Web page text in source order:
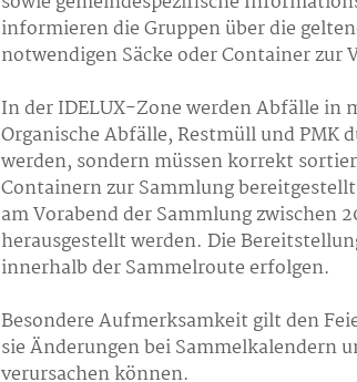
informieren die Gruppen über die
notwendigen Säcke oder Container zur
In der IDELUX-Zone werden Abfälle in
Organische Abfälle, Restmüll und PMK
werden, sondern müssen korrekt
Containern zur Sammlung
am Vorabend der Sammlung zwischen
herausgestellt werden. Die
innerhalb der Sammelroute erfolgen.
Besondere Aufmerksamkeit gilt den
sie Änderungen bei Sammelkalendern
verursachen können.